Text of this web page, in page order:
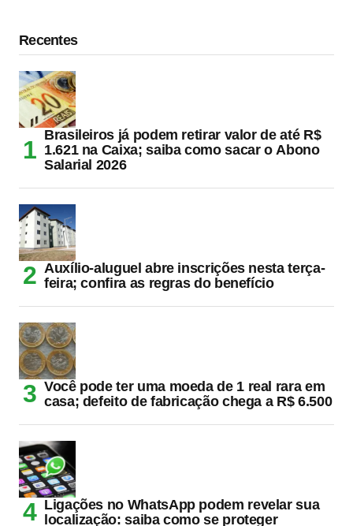
Recentes
Brasileiros já podem retirar valor de até R$
1.621 na Caixa; saiba como sacar o Abono
Salarial 2026
Auxílio-aluguel abre inscrições nesta terça-
feira; confira as regras do benefício
Você pode ter uma moeda de 1 real rara em
casa; defeito de fabricação chega a R$ 6.500
Ligações no WhatsApp podem revelar sua
localização: saiba como se proteger